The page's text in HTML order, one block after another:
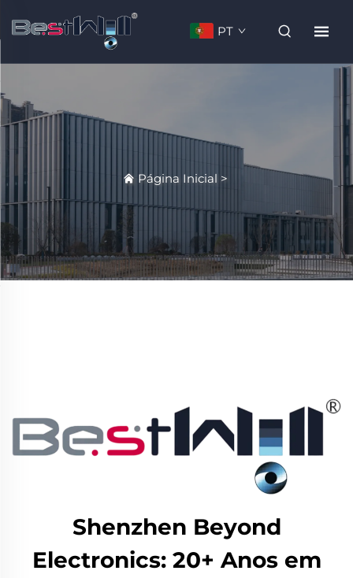
PT
Página Inicial >
Shenzhen Beyond
Electronics: 20+ Anos em